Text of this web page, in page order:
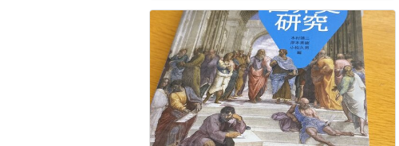
数
ス
ト
数
ね
数